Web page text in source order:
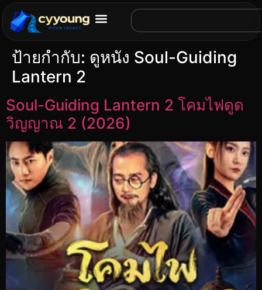
ป้ายกำกับ: ดูหนัง Soul-Guiding
Lantern 2
Soul-Guiding Lantern 2 โคมไฟดูด
วิญญาณ 2 (2026)